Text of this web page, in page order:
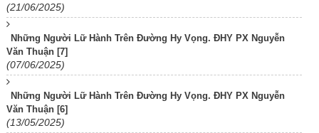
(21/06/2025)
Những Người Lữ Hành Trên Đường Hy Vọng. ĐHY PX Nguyễn
Văn Thuận [7]
(07/06/2025)
Những Người Lữ Hành Trên Đường Hy Vọng. ĐHY PX Nguyễn
Văn Thuận [6]
(13/05/2025)